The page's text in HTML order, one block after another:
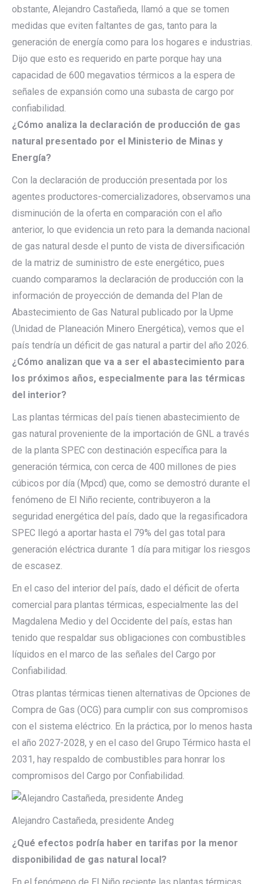
obstante, Alejandro Castañeda, llamó a que se tomen
medidas que eviten faltantes de gas, tanto para la
generación de energía como para los hogares e industrias.
Dijo que esto es requerido en parte porque hay una
capacidad de 600 megavatios térmicos a la espera de
señales de expansión como una subasta de cargo por
confiabilidad.
¿Cómo analiza la declaración de producción de gas
natural presentado por el Ministerio de Minas y
Energía?
Con la declaración de producción presentada por los
agentes productores-comercializadores, observamos una
disminución de la oferta en comparación con el año
anterior, lo que evidencia un reto para la demanda nacional
de gas natural desde el punto de vista de diversificación
de la matriz de suministro de este energético, pues
cuando comparamos la declaración de producción con la
información de proyección de demanda del Plan de
Abastecimiento de Gas Natural publicado por la Upme
(Unidad de Planeación Minero Energética), vemos que el
país tendría un déficit de gas natural a partir del año 2026.
¿Cómo analizan que va a ser el abastecimiento para
los próximos años, especialmente para las térmicas
del interior?
Las plantas térmicas del país tienen abastecimiento de
gas natural proveniente de la importación de GNL a través
de la planta SPEC con destinación específica para la
generación térmica, con cerca de 400 millones de pies
cúbicos por día (Mpcd) que, como se demostró durante el
fenómeno de El Niño reciente, contribuyeron a la
seguridad energética del país, dado que la regasificadora
SPEC llegó a aportar hasta el 79% del gas total para
generación eléctrica durante 1 día para mitigar los riesgos
de escasez.
En el caso del interior del país, dado el déficit de oferta
comercial para plantas térmicas, especialmente las del
Magdalena Medio y del Occidente del país, estas han
tenido que respaldar sus obligaciones con combustibles
líquidos en el marco de las señales del Cargo por
Confiabilidad.
Otras plantas térmicas tienen alternativas de Opciones de
Compra de Gas (OCG) para cumplir con sus compromisos
con el sistema eléctrico. En la práctica, por lo menos hasta
el año 2027-2028, y en el caso del Grupo Térmico hasta el
2031, hay respaldo de combustibles para honrar los
compromisos del Cargo por Confiabilidad.
Alejandro Castañeda, presidente Andeg
¿Qué efectos podría haber en tarifas por la menor
disponibilidad de gas natural local?